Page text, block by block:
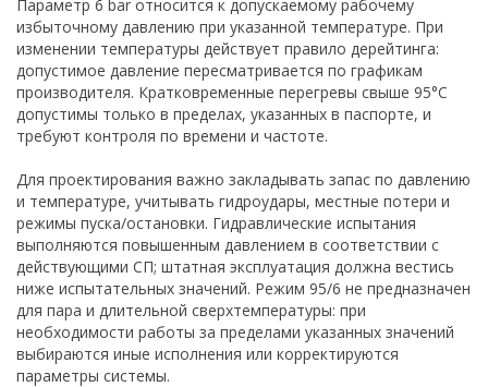
Параметр 6 bar относится к допускаемому рабочему
избыточному давлению при указанной температуре. При
изменении температуры действует правило дерейтинга:
допустимое давление пересматривается по графикам
производителя. Кратковременные перегревы свыше 95°C
допустимы только в пределах, указанных в паспорте, и
требуют контроля по времени и частоте.
Для проектирования важно закладывать запас по давлению
и температуре, учитывать гидроудары, местные потери и
режимы пуска/остановки. Гидравлические испытания
выполняются повышенным давлением в соответствии с
действующими СП; штатная эксплуатация должна вестись
ниже испытательных значений. Режим 95/6 не предназначен
для пара и длительной сверхтемпературы: при
необходимости работы за пределами указанных значений
выбираются иные исполнения или корректируются
параметры системы.